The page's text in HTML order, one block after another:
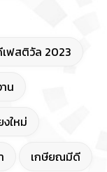
ฟสติวัล 2023
น
ใหม่
เกษียณมีดี